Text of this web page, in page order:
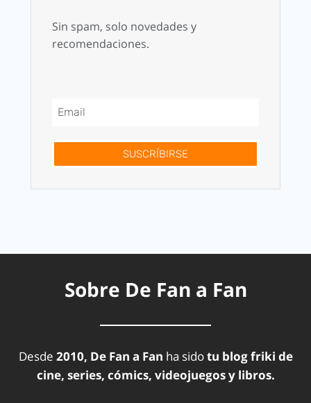
Sin spam, solo novedades y
recomendaciones.
SUSCRÍBIRSE
Sobre De Fan a Fan
Desde 2010, De Fan a Fan ha sidotu blog friki de
cine, series, cómics, videojuegos y libros.